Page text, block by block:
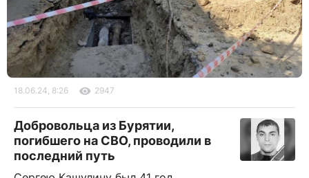
18.06.24, 8:26 2947
Добровольца из Бурятии,
погибшего на СВО, проводили в
последний путь